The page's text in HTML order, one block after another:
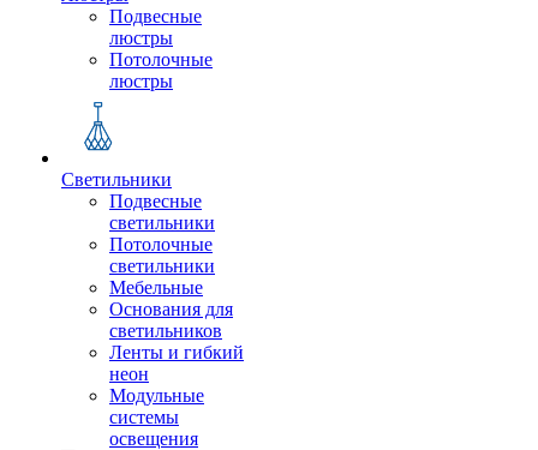
Подвесные
люстры
Потолочные
люстры
Светильники
Подвесные
светильники
Потолочные
светильники
Мебельные
Основания для
светильников
Ленты и гибкий
неон
Модульные
системы
освещения